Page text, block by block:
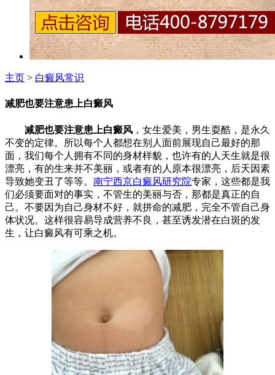
主页 > 白癜风常识
减肥也要注意患上白癜风
减肥也要注意患上白癜风 ，女生爱美，男生耍酷，是永久
不变的定律。所以每个人都想在别人面前展现自己最好的那
面，我们每个人拥有不同的身材样貌，也许有的人天生就是很
漂亮，有的生来并不美丽，或者有的人原本很漂亮，后天因素
导致她变丑了等等。 南宁西京白癜风研究院专家， 这些都是我
们必须要面对的事实，不管生的美丽与否，那都是真正的自
己。不要因为自己身材不好，就拼命的减肥，完全不管自己身
体状况。这样很容易导成营养不良，甚至诱发潜在白斑的发
生，让白癜风有可乘之机。